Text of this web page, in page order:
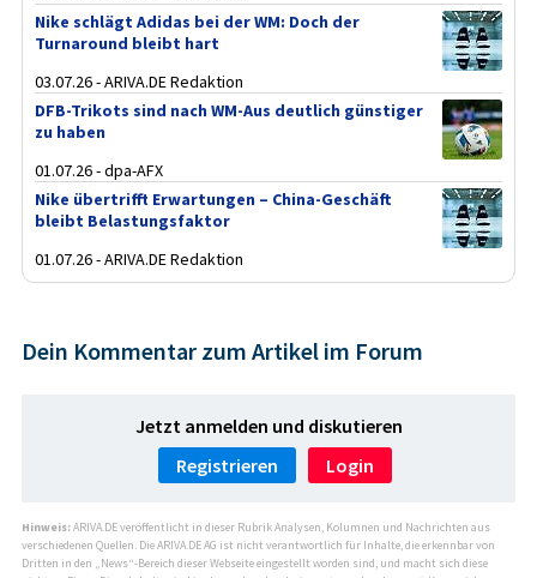
Nike schlägt Adidas bei der WM: Doch der
Turnaround bleibt hart
03.07.26 - ARIVA.DE Redaktion
DFB-Trikots sind nach WM-Aus deutlich günstiger
zu haben
01.07.26 - dpa-AFX
Nike übertrifft Erwartungen – China-Geschäft
bleibt Belastungsfaktor
01.07.26 - ARIVA.DE Redaktion
Dein Kommentar zum Artikel im Forum
Jetzt anmelden und diskutieren
Registrieren
Login
Hinweis:ARIVA.DE veröffentlicht in dieser Rubrik Analysen, Kolumnen und Nachrichten aus
verschiedenen Quellen. Die ARIVA.DE AG ist nicht verantwortlich für Inhalte, die erkennbar von
Dritten in den „News“-Bereich dieser Webseite eingestellt worden sind, und macht sich diese